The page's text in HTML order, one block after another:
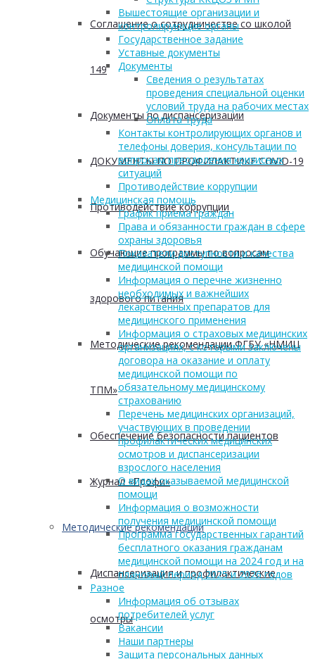
Соглашение о сотрудничестве со школой
149
Документы по диспансеризации
ДОКУМЕНТЫ ПО ПРОФИЛАКТИКЕ COVID-19
Противодействие коррупции
Обучающие программы по вопросам
здорового питания
Методические рекомендации ФГБУ «НМИЦ
ТПМ»
Обеспечение безопасности пациентов
Журнал «Профи»
Методические рекомендации
Диспансеризация и профилактические
осмотры
Вышестоящие организации и
контролирующие органы
Государственное задание
Уставные документы
Документы
Сведения о результатах
проведения специальной оценки
условий труда на рабочих местах
Оплата труда
Контакты контролирующих органов и
телефоны доверия, консультации по
вопросам преодоления кризисных
ситуаций
Противодействие коррупции
Медицинская помощь
График приема граждан
Права и обязанности граждан в сфере
охраны здоровья
Показатели доступности и качества
медицинской помощи
Информация о перечне жизненно
необходимых и важнейших
лекарственных препаратов для
медицинского применения
Информация о страховых медицинских
организациях, с которыми заключены
договора на оказание и оплату
медицинской помощи по
обязательному медицинскому
страхованию
Перечень медицинских организаций,
участвующих в проведении
профилактических медицинских
осмотров и диспансеризации
взрослого населения
О видах оказываемой медицинской
помощи
Информация о возможности
получения медицинской помощи
Программа государственных гарантий
бесплатного оказания гражданам
медицинской помощи на 2024 год и на
плановый период 2025 и 2026 годов
Разное
Информация об отзывах
потребителей услуг
Вакансии
Наши партнеры
Защита персональных данных